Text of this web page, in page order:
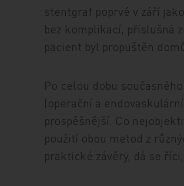
stentgraf poprvé v září
bez komplikací, příslušná
pacient byl propuštěn
Po celou dobu
(operační a
prospěšnější. Co
použití obou metod z
praktické závěry, dá se